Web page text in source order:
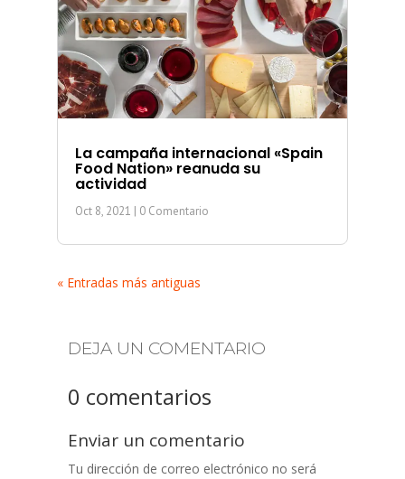
La campaña internacional «Spain
Food Nation» reanuda su
actividad
Oct 8, 2021 | 0 Comentario
« Entradas más antiguas
DEJA UN COMENTARIO
0 comentarios
Enviar un comentario
Tu dirección de correo electrónico no será